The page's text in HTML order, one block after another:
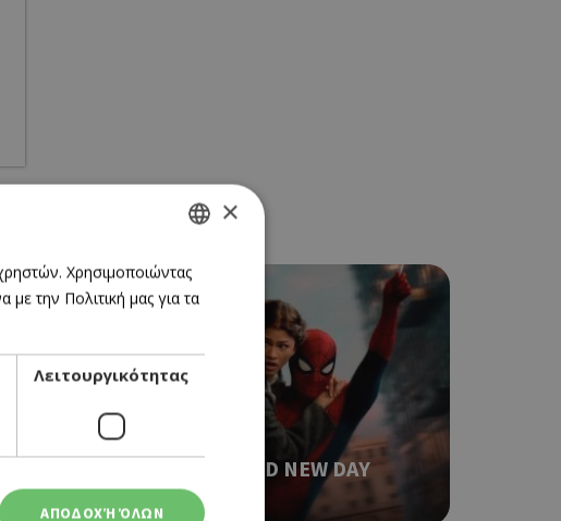
CINEMA
SPIDER-MAN: BRAND NEW DAY
06/08/2026 - 12/08/2026
GREEK
ENGLISH
×
Χρησιμοποιώντας
την Πολιτική μας για τα
Λειτουργικότητας
ΑΠΟΔΟΧΉ ΌΛΩΝ